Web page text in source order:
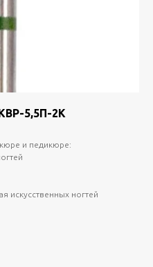
5,5П-2K
и педикюре:
искусственных ногтей